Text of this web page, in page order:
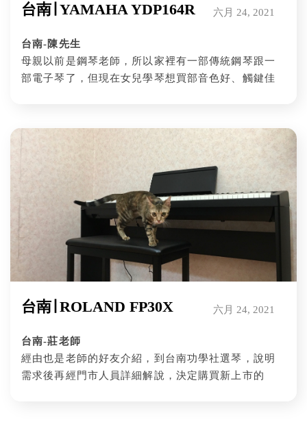
六月 24, 2021
台南∣ YAMAHA YDP164R
台南-陳先生
母親以前是鋼琴老師，所以家裡有一部傳統鋼琴跟一
部電子琴了，但現在女兒學琴想買部音色好、觸鍵佳
相信這台好琴一定能夠讓妹妹的琴藝突飛猛進！
六月 24, 2021
台南∣ ROLAND FP30X
台南-莊老師
經由也是老師的好友介紹，到台南功學社選琴，說明
需求後再經門市人員詳細解說，決定購買新上市的